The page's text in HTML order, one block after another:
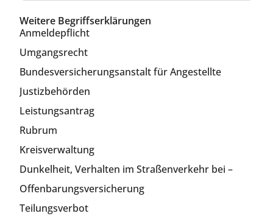
Weitere Begriffserklärungen
Anmeldepflicht
Umgangsrecht
Bundesversicherungsanstalt für Angestellte
Justizbehörden
Leistungsantrag
Rubrum
Kreisverwaltung
Dunkelheit, Verhalten im Straßenverkehr bei –
Offenbarungsversicherung
Teilungsverbot